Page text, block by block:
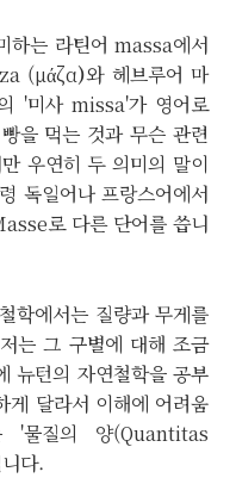
하는 라틴어 massa에서
(μάζα)와 헤브루어 마
을 먹는 것과 무슨 관련
우연히 두 의미의 말이
독일어나 프랑스어에서
로 다른 단어를 씁니
학에서는 질량과 무게를
는 그 구별에 대해 조금
뉴턴의 자연철학을 공부
게 달라서 이해에 어려움
'물질의 양(Quantitas
다.